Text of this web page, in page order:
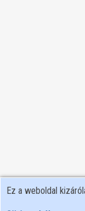
Ez a weboldal